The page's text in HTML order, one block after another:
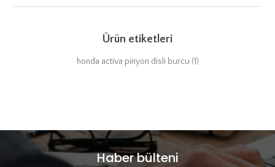
Ürün etiketleri
honda activa pinyon disli burcu (1)
Haber bülteni